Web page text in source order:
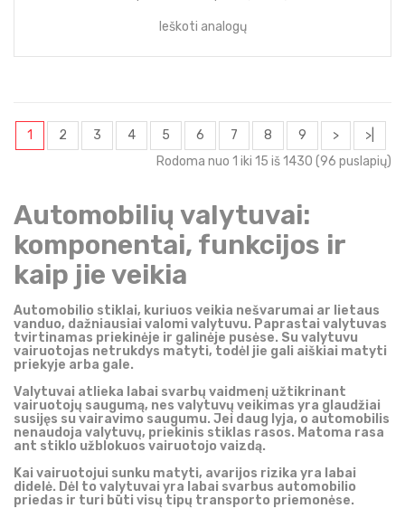
Ieškoti analogų
1 2 3 4 5 6 7 8 9 >
>|
Rodoma nuo 1 iki 15 iš 1430 (96 puslapių)
Automobilių valytuvai:
komponentai, funkcijos ir
kaip jie veikia
Automobilio stiklai, kuriuos veikia nešvarumai ar lietaus
vanduo, dažniausiai valomi valytuvu. Paprastai valytuvas
tvirtinamas priekinėje ir galinėje pusėse. Su valytuvu
vairuotojas netrukdys matyti, todėl jie gali aiškiai matyti
priekyje arba gale.
Valytuvai atlieka labai svarbų vaidmenį užtikrinant
vairuotojų saugumą, nes valytuvų veikimas yra glaudžiai
susijęs su vairavimo saugumu. Jei daug lyja, o automobilis
nenaudoja valytuvų, priekinis stiklas rasos. Matoma rasa
ant stiklo užblokuos vairuotojo vaizdą.
Kai vairuotojui sunku matyti, avarijos rizika yra labai
didelė. Dėl to valytuvai yra labai svarbus automobilio
priedas ir turi būti visų tipų transporto priemonėse.